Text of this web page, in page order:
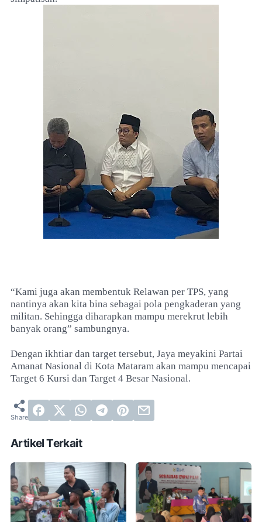
“Kami juga akan membentuk Relawan per TPS, yang
nantinya akan kita bina sebagai pola pengkaderan yang
militan. Sehingga diharapkan mampu merekrut lebih
banyak orang” sambungnya.
Dengan ikhtiar dan target tersebut, Jaya meyakini Partai
Amanat Nasional di Kota Mataram akan mampu mencapai
Target 6 Kursi dan Target 4 Besar Nasional.
Artikel Terkait